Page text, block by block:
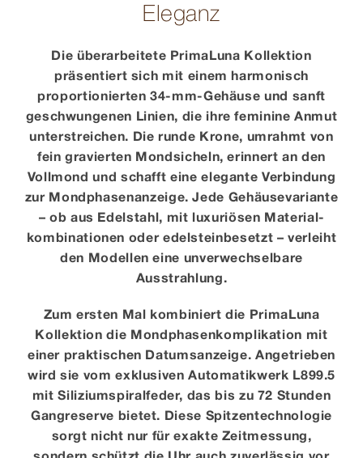
Eleganz
Die überarbeitete PrimaLuna Kollektion
präsentiert sich mit einem harmonisch
proportionierten 34-mm-Gehäuse und sanft
geschwungenen Linien, die ihre feminine Anmut
unterstreichen. Die runde Krone, umrahmt von
fein gravierten Mondsicheln, erinnert an den
Vollmond und schafft eine elegante Verbindung
zur Mond­phasen­anzeige. Jede Gehäuse­variante
– ob aus Edelstahl, mit luxuriösen Material­
kombi­nationen oder edelstein­besetzt – verleiht
den Modellen eine unverwechsel­bare
Ausstrahlung.
Zum ersten Mal kombiniert die PrimaLuna
Kollektion die Mond­phasen­komplikation mit
einer praktischen Datums­anzeige. Angetrieben
wird sie vom exklusiven Automatik­werk L899.5
mit Silizium­spiral­feder, das bis zu 72 Stunden
Gangreserve bietet. Diese Spitzen­technologie
sorgt nicht nur für exakte Zeitmessung,